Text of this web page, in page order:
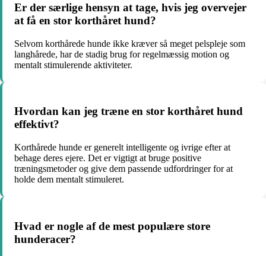
Er der særlige hensyn at tage, hvis jeg overvejer
at få en stor korthåret hund?
Selvom korthårede hunde ikke kræver så meget pelspleje som
langhårede, har de stadig brug for regelmæssig motion og
mentalt stimulerende aktiviteter.
Hvordan kan jeg træne en stor korthåret hund
effektivt?
Korthårede hunde er generelt intelligente og ivrige efter at
behage deres ejere. Det er vigtigt at bruge positive
træningsmetoder og give dem passende udfordringer for at
holde dem mentalt stimuleret.
Hvad er nogle af de mest populære store
hunderacer?